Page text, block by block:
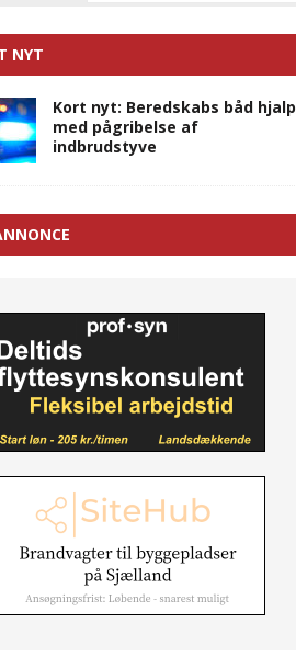
NYT
Kort nyt: Beredskabs båd hjalp
med pågribelse af
indbrudstyve